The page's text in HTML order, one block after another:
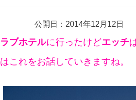
公開日：2014年12月12日
ラブホテルに行ったけどエッチ
はこれをお話していきますね。